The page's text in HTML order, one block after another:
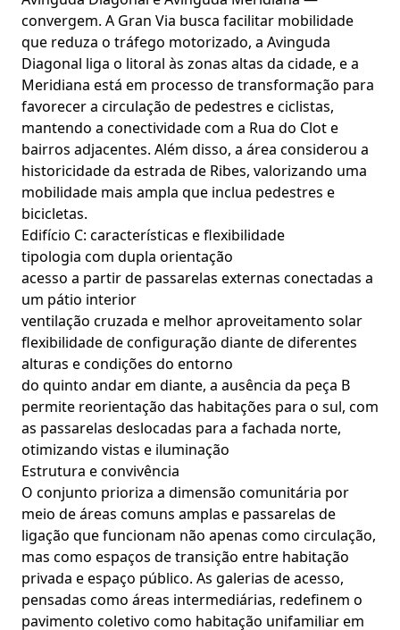
convergem. A Gran Via busca facilitar mobilidade
que reduza o tráfego motorizado, a Avinguda
Diagonal liga o litoral às zonas altas da cidade, e a
Meridiana está em processo de transformação para
favorecer a circulação de pedestres e ciclistas,
mantendo a conectividade com a Rua do Clot e
bairros adjacentes. Além disso, a área considerou a
historicidade da estrada de Ribes, valorizando uma
mobilidade mais ampla que inclua pedestres e
bicicletas.
Edifício C: características e flexibilidade
tipologia com dupla orientação
acesso a partir de passarelas externas conectadas a
um pátio interior
ventilação cruzada e melhor aproveitamento solar
flexibilidade de configuração diante de diferentes
alturas e condições do entorno
do quinto andar em diante, a ausência da peça B
permite reorientação das habitações para o sul, com
as passarelas deslocadas para a fachada norte,
otimizando vistas e iluminação
Estrutura e convivência
O conjunto prioriza a dimensão comunitária por
meio de áreas comuns amplas e passarelas de
ligação que funcionam não apenas como circulação,
mas como espaços de transição entre habitação
privada e espaço público. As galerias de acesso,
pensadas como áreas intermediárias, redefinem o
pavimento coletivo como habitação unifamiliar em